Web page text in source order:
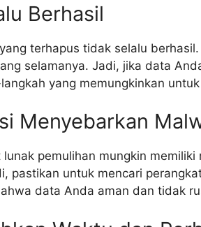
Berhasil
terhapus tidak selalu
selamanya. Jadi, jika data
yang memungkinkan
Menyebarkan
pemulihan mungkin
pastikan untuk mencari
data Anda aman dan tidak